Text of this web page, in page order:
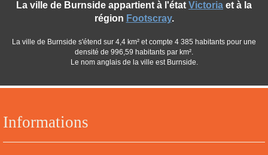
Informations
La ville de Burnside appartient à l'état Victoria et à la
région Footscray.
La ville de Burnside s'étend sur 4,4 km² et compte 4 385 habitants pour une
densité de 996,59 habitants par km².
Le nom anglais de la ville est Burnside.